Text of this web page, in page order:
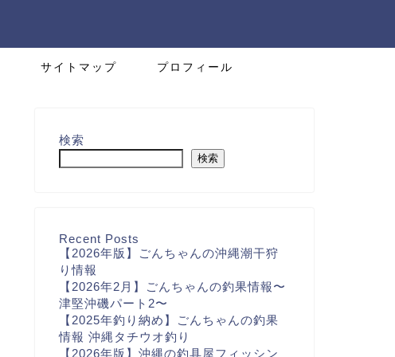
サイトマップ プロフィール
検索
検索
Recent Posts
【2026年版】ごんちゃんの沖縄潮干狩
り情報
【2026年2月】ごんちゃんの釣果情報〜
津堅沖磯パート2〜
【2025年釣り納め】ごんちゃんの釣果
情報 沖縄タチウオ釣り
【2026年版】沖縄の釣具屋フィッシン